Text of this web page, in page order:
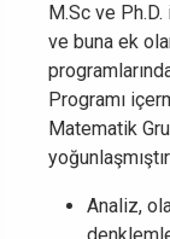
M.Sc ve
ve buna ek
Programı
Matematik
Analiz,